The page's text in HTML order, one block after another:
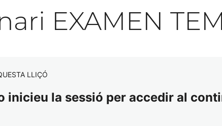
EXAMEN
LLIÇÓ
inicieu la sessió per accedir al